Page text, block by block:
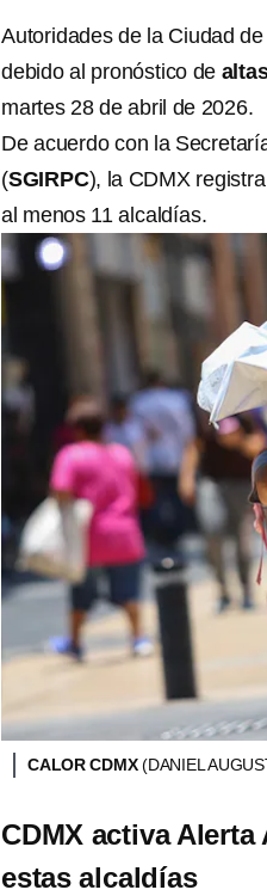
Autoridades de la Ciudad
debido al pronóstico de
martes 28 de abril de 2026.
De acuerdo con la
(SGIRPC), la CDMX
al menos 11 alcaldías.
CALOR CDMX(DANIEL
CDMX activa
estas alcaldías